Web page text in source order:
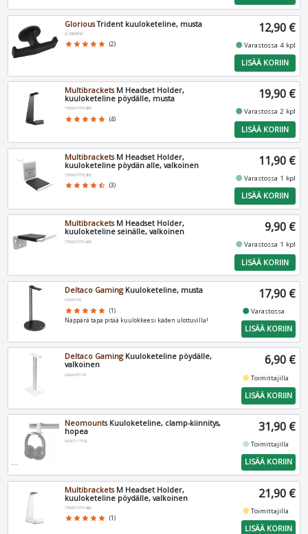
GloriousTrident kuuloketeline, musta
G-TRIDENT
star star star star star (2)
12,90 €
fiber_manual_recordVarastossa 4 kpl
LISÄÄ KORIIN
MultibracketsM Headset Holder,
kuuloketeline pöydälle, musta
7350073731893
star star star star star (4)
19,90 €
fiber_manual_recordVarastossa 2 kpl
LISÄÄ KORIIN
MultibracketsM Headset Holder,
kuuloketeline pöydän alle, valkoinen
7350073731855
star star star star star_half (3)
11,90 €
fiber_manual_recordVarastossa 1 kpl
LISÄÄ KORIIN
MultibracketsM Headset Holder,
kuuloketeline seinälle, valkoinen
7350073731848
9,90 €
fiber_manual_recordVarastossa 1 kpl
LISÄÄ KORIIN
Deltaco GamingKuuloketeline, musta
GAM-070
star star star star star (1)
Näppärä tapa pitää kuulokkeesi käden ulottuvilla!
17,90 €
fiber_manual_recordVarastossa
LISÄÄ KORIIN
Deltaco GamingKuuloketeline pöydälle,
valkoinen
GAM-071-W
6,90 €
fiber_manual_recordToimittajilla
LISÄÄ KORIIN
NeomountsKuuloketeline, clamp-kiinnitys,
hopea
ADS11-171SL
31,90 €
fiber_manual_recordToimittajilla
LISÄÄ KORIIN
MultibracketsM Headset Holder,
kuuloketeline pöydälle, valkoinen
7350073731862
star star star star star (1)
21,90 €
fiber_manual_recordToimittajilla
LISÄÄ KORIIN